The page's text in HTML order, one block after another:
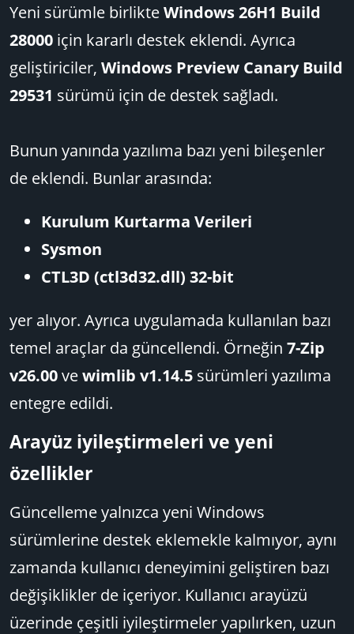
Yeni sürümle birlikteWindows 26H1 Build
28000 için kararlı destek eklendi. Ayrıca
geliştiriciler, Windows Preview Canary Build
29531 sürümü için de destek sağladı.
Bunun yanında yazılıma bazı yeni bileşenler
de eklendi. Bunlar arasında:
Kurulum Kurtarma Verileri
Sysmon
CTL3D (ctl3d32.dll) 32-bit
yer alıyor. Ayrıca uygulamada kullanılan bazı
temel araçlar da güncellendi. Örneğin 7-Zip
v26.00vewimlib v1.14.5 sürümleri yazılıma
entegre edildi.
Arayüz iyileştirmeleri ve yeni
özellikler​
Güncelleme yalnızca yeni Windows
sürümlerine destek eklemekle kalmıyor, aynı
zamanda kullanıcı deneyimini geliştiren bazı
değişiklikler de içeriyor. Kullanıcı arayüzü
üzerinde çeşitli iyileştirmeler yapılırken, uzun